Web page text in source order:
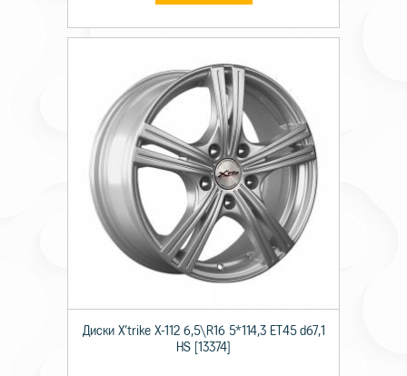
Диски X'trike X-112 6,5\R16 5*114,3 ET45 d67,1
HS [13374]